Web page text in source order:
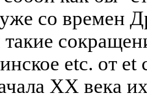
со времен
etc. от et
XX века